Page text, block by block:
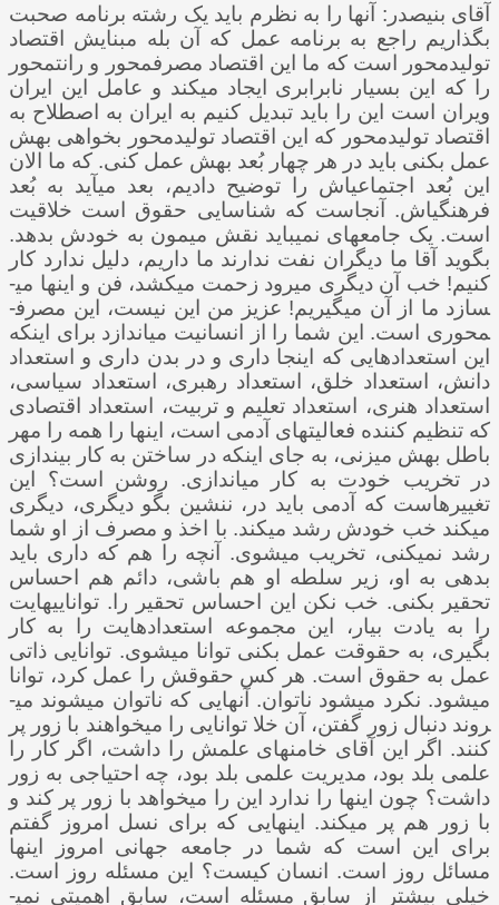
آقای بنی­صدر: آنها را به نظرم باید یک رشته برنامه صحبت
بگذاریم راجع به برنامه عمل که آن بله مبنایش اقتصاد
تولیدمحور است که ما این اقتصاد مصرف­محور و رانت­محور
را که این بسیار نابرابری ایجاد می­کند و عامل این ایران
ویران است این را باید تبدیل کنیم به ایران به اصطلاح به
اقتصاد تولیدمحور که این اقتصاد تولیدمحور بخواهی بهش
عمل بکنی باید در هر چهار بُعد بهش عمل کنی. که ما الان
این بُعد اجتماعی­اش را توضیح دادیم، بعد می­آید به بُعد
فرهنگی­اش. آنجاست که شناسایی حقوق است خلاقیت
است. یک جامعه­ای نمی­باید نقش میمون به خودش بدهد.
بگوید آقا ما دیگران نفت ندارند ما داریم، دلیل ندارد کار
کنیم! خب آن دیگری می­رود زحمت می­کشد، فن و اینها می­
سازد ما از آن می­گیریم! عزیز من این نیست، این مصرف­
محوری است. این شما را از انسانیت می­اندازد برای اینکه
این استعدادهایی که اینجا داری و در بدن داری و استعداد
دانش، استعداد خلق، استعداد رهبری، استعداد سیاسی،
استعداد هنری، استعداد تعلیم و تربیت، استعداد اقتصادی
که تنظیم کننده فعالیت­های آدمی است، اینها را همه را مهر
باطل بهش می­زنی، به جای اینکه در ساختن به کار بیندازی
در تخریب خودت به کار می­اندازی. روشن است؟ این
تغییرهاست که آدمی باید در، ننشین بگو دیگری، دیگری
می­کند خب خودش رشد می­کند. با اخذ و مصرف از او شما
رشد نمی­کنی، تخریب می­شوی. آنچه را هم که داری باید
بدهی به او، زیر سلطه او هم باشی، دائم هم احساس
تحقیر بکنی. خب نکن این احساس تحقیر را. توانایی­هایت
را به یادت بیار، این مجموعه استعدادهایت را به کار
بگیری، به حقوقت عمل بکنی توانا می­شوی. توانایی ذاتی
عمل به حقوق است. هر کس حقوقش را عمل کرد، توانا
می­شود. نکرد می­شود ناتوان. آنهایی که ناتوان می­شوند می­
روند دنبال زور گفتن، آن خلا توانایی را می­خواهند با زور پر
کنند. اگر این آقای خامنه­ای علمش را داشت، اگر کار را
علمی بلد بود، مدیریت علمی بلد بود، چه احتیاجی به زور
داشت؟ چون اینها را ندارد این را می­خواهد با زور پر کند و
با زور هم پر می­کند. اینهایی که برای نسل امروز گفتم
برای این است که شما در جامعه جهانی امروز اینها
مسائل روز است. انسان کیست؟ این مسئله روز است.
خیلی بیشتر از سابق مسئله است، سابق اهمیتی نمی­